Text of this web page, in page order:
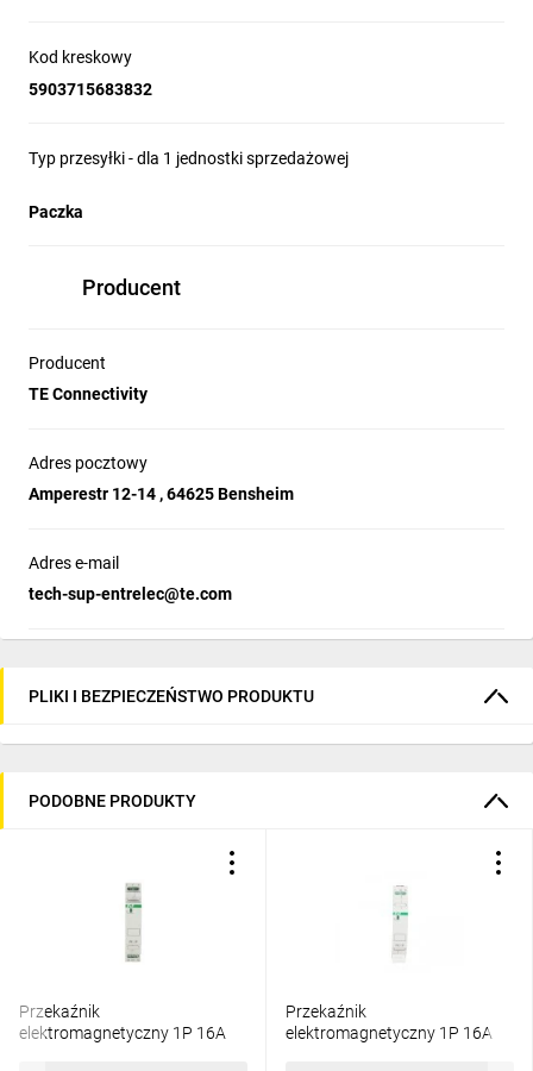
Kod kreskowy
5903715683832
Typ przesyłki - dla 1 jednostki sprzedażowej
Paczka
Producent
Producent
TE Connectivity
Adres pocztowy
Amperestr 12-14 , 64625 Bensheim
Adres e-mail
tech-sup-entrelec@te.com
PLIKI I BEZPIECZEŃSTWO PRODUKTU
PODOBNE PRODUKTY
Przekaźnik
elektromagnetyczny 1P 16A
Przekaźnik
elektromagnetyczny 1P 16A